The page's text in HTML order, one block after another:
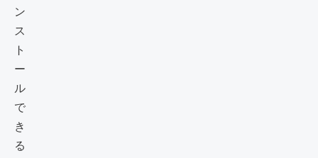
ン
ス
ト
ー
ル
で
き
る